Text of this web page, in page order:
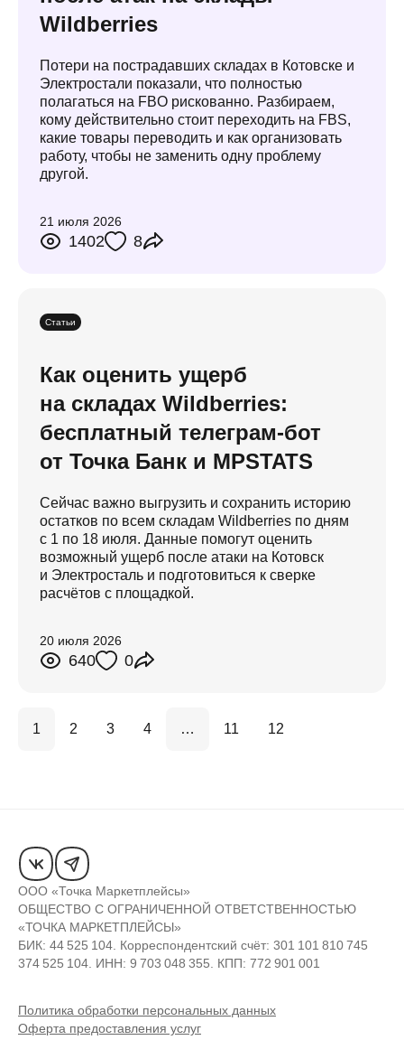
Wildberries
Потери на пострадавших складах в Котовске и
Электростали показали, что полностью
полагаться на FBO рискованно. Разбираем,
кому действительно стоит переходить на FBS,
какие товары переводить и как организовать
работу, чтобы не заменить одну проблему
другой.
21 июля 2026
1402 8
Статьи
Как оценить ущерб
на складах Wildberries:
бесплатный телеграм-бот
от Точка Банк и MPSTATS
Сейчас важно выгрузить и сохранить историю
остатков по всем складам Wildberries по дням
с 1 по 18 июля. Данные помогут оценить
возможный ущерб после атаки на Котовск
и Электросталь и подготовиться к сверке
расчётов с площадкой.
20 июля 2026
640 0
1 2 3 4 … 11 12
ООО «Точка Маркетплейсы»
ОБЩЕСТВО С ОГРАНИЧЕННОЙ ОТВЕТСТВЕННОСТЬЮ
«ТОЧКА МАРКЕТПЛЕЙСЫ»
БИК: 44 525 104. Корреспондентский счёт: 301 101 810 745
374 525 104. ИНН: 9 703 048 355. КПП: 772 901 001
Политика обработки персональных данных
Оферта предоставления услуг